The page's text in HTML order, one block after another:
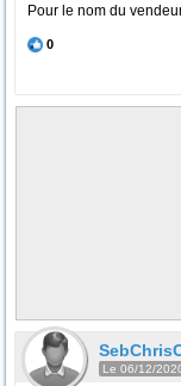
Pour le nom du
0
Le 06/12/